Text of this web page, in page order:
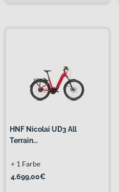
HNF Nicolai UD3 All
Terrain...
4.699,00€
+ 1 Farbe